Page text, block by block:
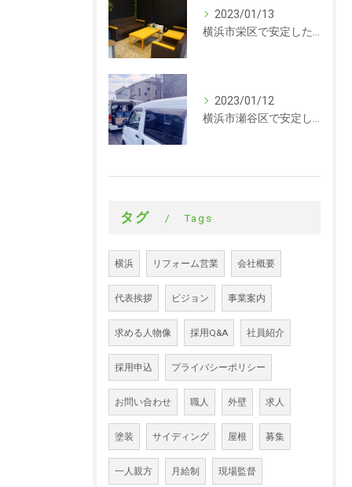
2023/01/13
2023/01/12
タグ Tags
横浜 リフォーム営業 会社概要
代表挨拶 ビジョン 事業案内
求める人物像 採用Q&A 社員紹介
採用申込 プライバシーポリシー
お問い合わせ 職人 外壁 求人
塗装 サイディング 屋根 募集
一人親方 月給制 現場監督